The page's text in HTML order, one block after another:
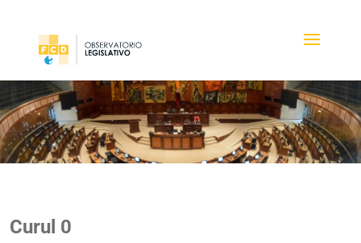
Curul 0